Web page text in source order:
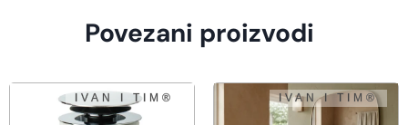
Povezani proizvodi